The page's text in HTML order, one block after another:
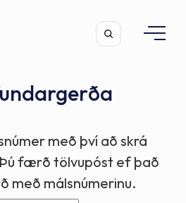
með því að skrá
færð tölvupóst ef það
með málsnúmerinu.